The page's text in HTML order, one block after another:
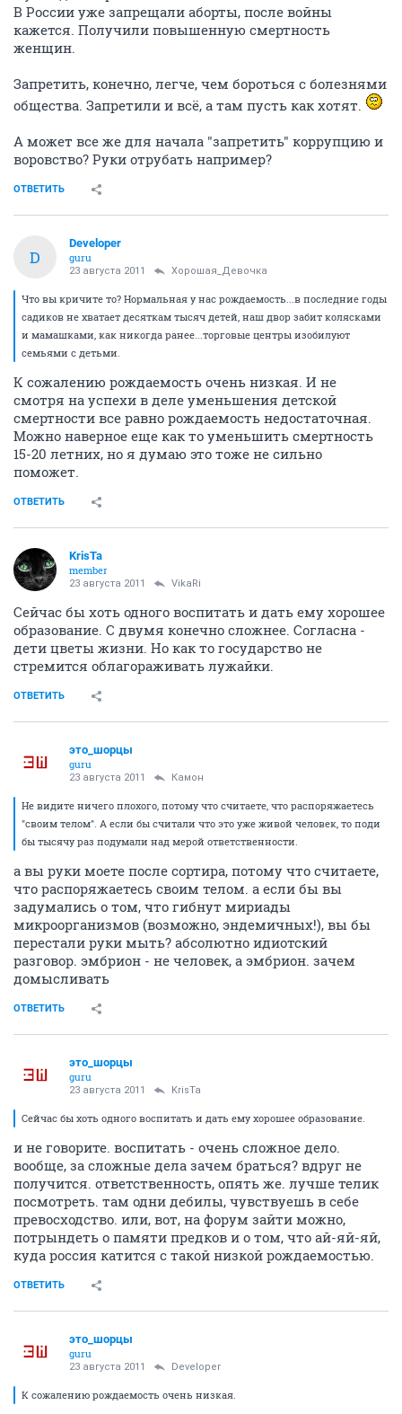
В России уже запрещали аборты, после войны
кажется. Получили повышенную смертность
женщин.
Запретить, конечно, легче, чем бороться с болезнями
общества. Запретили и всё, а там пусть как хотят.
А может все же для начала "запретить" коррупцию и
воровство? Руки отрубать например?
ОТВЕТИТЬ
D
Developer
guru
23 августа 2011 Хорошая_Девочка
Что вы кричите то? Нормальная у нас рождаемость...в последние годы
садиков не хватает десяткам тысяч детей, наш двор забит колясками
и мамашками, как никогда ранее...торговые центры изобилуют
семьями с детьми.
К сожалению рождаемость очень низкая. И не
смотря на успехи в деле уменьшения детской
смертности все равно рождаемость недостаточная.
Можно наверное еще как то уменьшить смертность
15-20 летних, но я думаю это тоже не сильно
поможет.
ОТВЕТИТЬ
KrisTa
member
23 августа 2011 VikaRi
Сейчас бы хоть одного воспитать и дать ему хорошее
образование. С двумя конечно сложнее. Согласна -
дети цветы жизни. Но как то государство не
стремится облагораживать лужайки.
ОТВЕТИТЬ
это_шорцы
guru
23 августа 2011 Камон
Не видите ничего плохого, потому что считаете, что распоряжаетесь
"своим телом". А если бы считали что это уже живой человек, то поди
бы тысячу раз подумали над мерой ответственности.
а вы руки моете после сортира, потому что считаете,
что распоряжаетесь своим телом. а если бы вы
задумались о том, что гибнут мириады
микроорганизмов (возможно, эндемичных!), вы бы
перестали руки мыть? абсолютно идиотский
разговор. эмбрион - не человек, а эмбрион. зачем
домысливать
ОТВЕТИТЬ
это_шорцы
guru
23 августа 2011 KrisTa
Сейчас бы хоть одного воспитать и дать ему хорошее образование.
и не говорите. воспитать - очень сложное дело.
вообще, за сложные дела зачем браться? вдруг не
получится. ответственность, опять же. лучше телик
посмотреть. там одни дебилы, чувствуешь в себе
превосходство. или, вот, на форум зайти можно,
потрындеть о памяти предков и о том, что ай-яй-яй,
куда россия катится с такой низкой рождаемостью.
ОТВЕТИТЬ
это_шорцы
guru
23 августа 2011 Developer
К сожалению рождаемость очень низкая.